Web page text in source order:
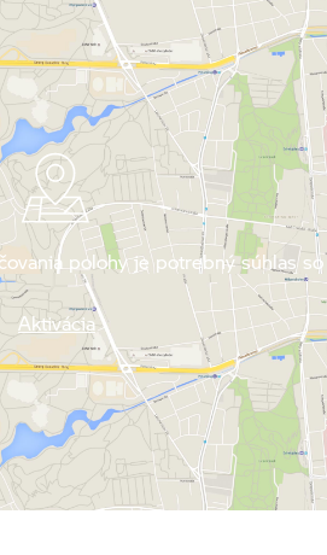
polohy je potrebný súhlas so
Aktivácia